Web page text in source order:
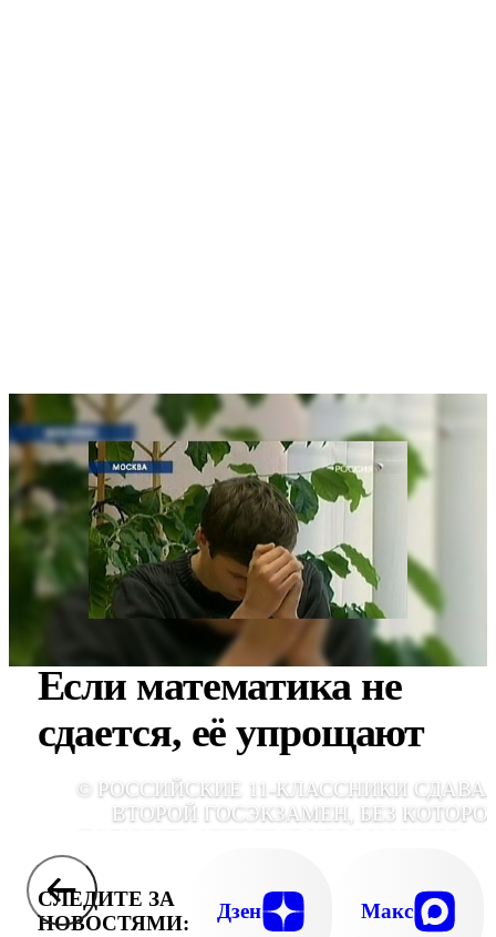
Если математика не
сдается, её упрощают
© РОССИЙСКИЕ 11-КЛАССНИКИ
ВТОРОЙ ГОСЭКЗАМЕН, БЕЗ
СЛЕДИТЕ ЗА
НОВОСТЯМИ:
Дзен Макс